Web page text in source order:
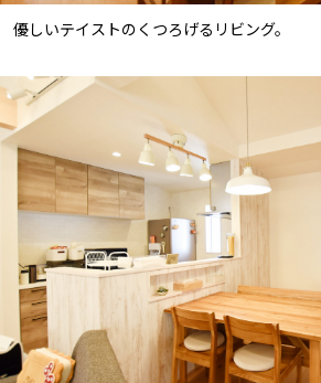
優しいテイストのくつろげるリビング。